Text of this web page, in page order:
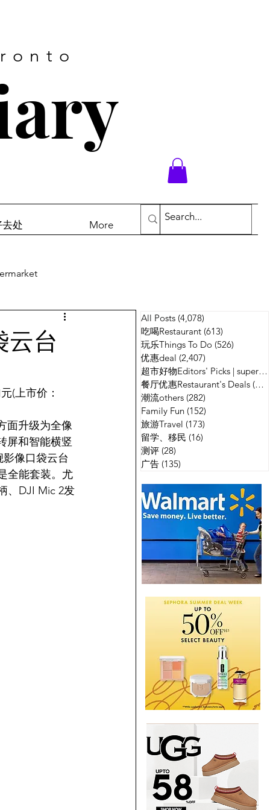
处 More
广告
云台
(上市价：
面升级为全像
屏和智能横竖
像口袋云台
全能套装。尤
、DJI Mic 2发
All Posts (4,078)
吃喝Restaurant (613)
玩乐Things To Do (526)
优惠deal (2,407)
超市好物Editors' Picks | supermarket
餐厅优惠Restaurant's Deals (134)
潮流others (282)
Family Fun (152)
旅游Travel (173)
留学、移民 (16)
测评 (28)
广告 (135)